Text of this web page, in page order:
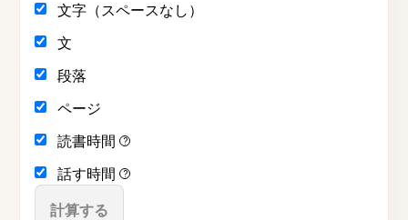
文字（スペースなし）
文
段落
ページ
読書時間
?
話す時間 ?
計算する